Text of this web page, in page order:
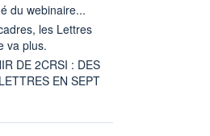
du webinaire...
les Lettres
va plus.
DE 2CRSI : DES
EN SEPT